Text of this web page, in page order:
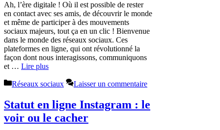
Ah, l’ère digitale ! Où il est possible de rester
en contact avec ses amis, de découvrir le monde
et même de participer à des mouvements
sociaux majeurs, tout ça en un clic ! Bienvenue
dans le monde des réseaux sociaux. Ces
plateformes en ligne, qui ont révolutionné la
façon dont nous interagissons, communiquons
et … Lire plus
Catégories
Réseaux sociaux Laisser un commentaire
Statut en ligne Instagram : le
voir ou le cacher